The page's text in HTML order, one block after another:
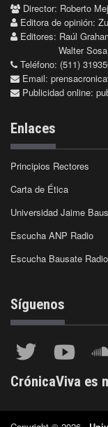
Director: Roberto
Editora de opinión:
Editores: Raúl
Walter
Teléfono: (511)
Email:
Publicidad online:
Enlaces
Principios Rectores
Carta de Ética
Universidad Jaime
Escucha ANP Radio
Escucha Bausate Radio
Síguenos
CrónicaViva es